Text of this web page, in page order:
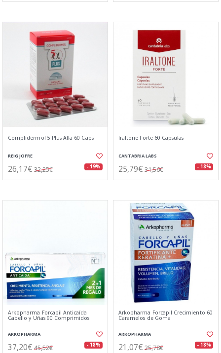
Complidermol 5 Plus Alfa 60 Caps
REIG JOFRE
26,17€ 32,25€ - 19%
Iraltone Forte 60 Capsulas
CANTABRIA LABS
25,79€ 31,56€ - 18%
Arkopharma Forcapil Anticaída
Cabello y Uñas 90 Comprimidos
ARKOPHARMA
37,20€ 45,52€ - 18%
Arkopharma Forcapil Crecimiento 60
Caramelos de Goma
ARKOPHARMA
21,07€ 25,78€ - 18%